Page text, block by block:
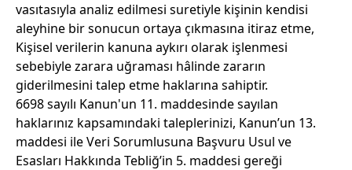
vasıtasıyla analiz edilmesi suretiyle kişinin kendisi
aleyhine bir sonucun ortaya çıkmasına itiraz etme,
Kişisel verilerin kanuna aykırı olarak işlenmesi
sebebiyle zarara uğraması hâlinde zararın
giderilmesini talep etme haklarına sahiptir.
6698 sayılı Kanun'un 11. maddesinde sayılan
haklarınız kapsamındaki taleplerinizi, Kanun’un 13.
maddesi ile Veri Sorumlusuna Başvuru Usul ve
Esasları Hakkında Tebliğ’in 5. maddesi gereği